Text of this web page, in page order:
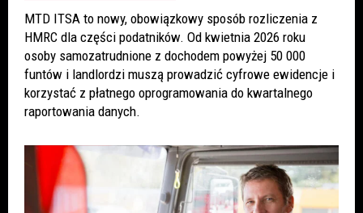
MTD ITSA to nowy, obowiązkowy sposób rozliczenia z
HMRC dla części podatników. Od kwietnia 2026 roku
osoby samozatrudnione z dochodem powyżej 50 000
funtów i landlordzi muszą prowadzić cyfrowe ewidencje i
korzystać z płatnego oprogramowania do kwartalnego
raportowania danych.